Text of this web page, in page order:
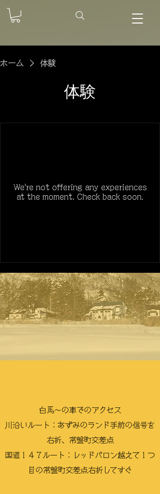
ホーム 体験
体験
We're not offering any experiences
at the moment. Check back soon.
白馬〜の車でのアクセス
川沿いルート：あずみのランド手前の信号を
右折、常盤町交差点
国道１４７ルート：レッドバロン越えて１つ
目の常盤町交差点右折してすぐ